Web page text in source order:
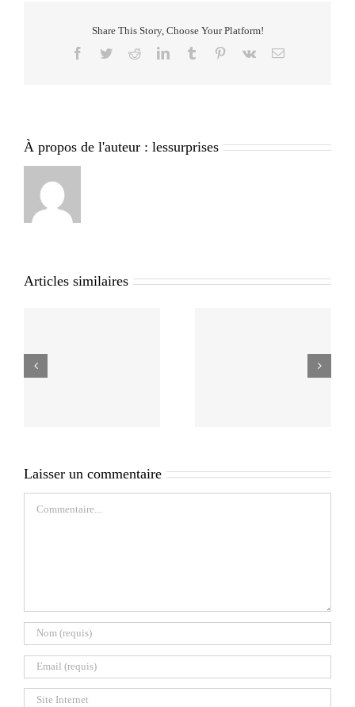
Share This Story, Choose Your Platform!
Facebook
TwitterRedditLinkedInTumblr Pinterest
Vk Email
À propos de l'auteur : lessurprises
Articles similaires
Laisser un commentaire
Commentaire